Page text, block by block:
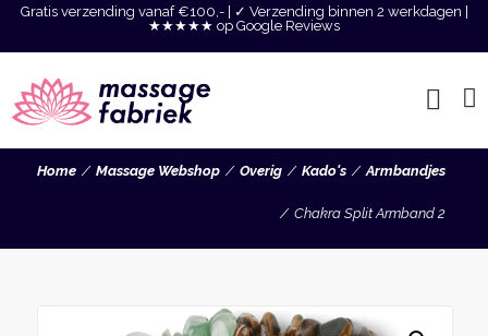
Gratis verzending vanaf €100,- | ✓ Verzending binnen 2 werkdagen |
★★★★★ op Google Reviews
Home Massage Webshop Overig Kado's Armbandjes
Chakra Split Armband 2